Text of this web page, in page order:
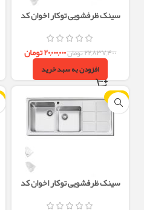
سینک ظرفشویی توکار اخوان کد
۲۲,۸۳۷,۴۰۰تومان۲۰,۰۰۰,۰۰۰تومان
افزودن به سبد خرید
-12%
سینک ظرفشویی توکار اخوان کد